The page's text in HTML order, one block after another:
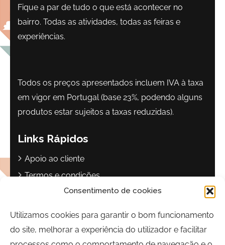
Consentimento de cookies
Utilizamos cookies para garantir o bom funcionamento
do site, melhorar a experiência do utilizador e facilitar
Fique a par de tudo o que está acontecer no
bairro. Todas as atividades, todas as feiras e
experiências.
Todos os preços apresentados incluem IVA à taxa
em vigor em Portugal (base 23%, podendo alguns
produtos estar sujeitos a taxas reduzidas).
Links Rápidos
Apoio ao cliente
Termos e condições
Política de privacidade
Contactos